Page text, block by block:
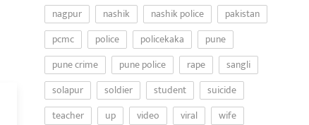
nagpur
nashik nashik police
pakistan
pcmc
police policekaka
pune
pune crime
pune police rape
sangli
solapur
soldier student
suicide
teacher
up video viral wife